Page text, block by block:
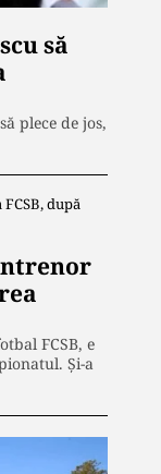
să
plece de jos,
FCSB, e
Și-a